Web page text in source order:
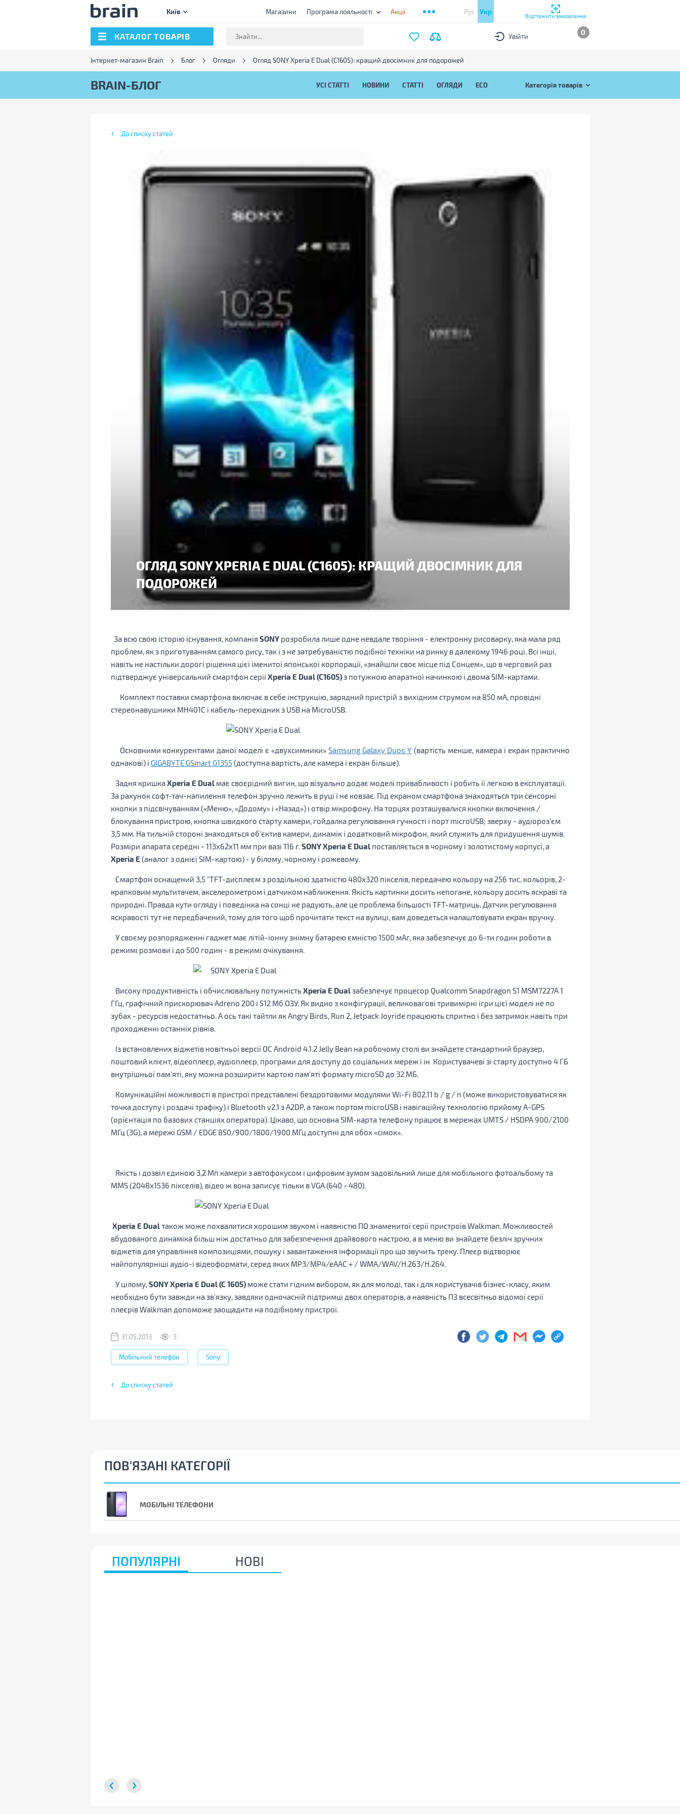
Київ Магазини Програма лояльності Акції Рус Укр
Відстежити замовлення
КАТАЛОГ ТОВАРІВ Увійти 0
Інтернет-магазин Brain Блог Огляди Огляд SONY Xperia E Dual (C1605): кращий двосімник для подорожей
BRAIN-БЛОГ УСІ СТАТТІ НОВИНИ СТАТТІ ОГЛЯДИ ECO Категорія товарів
До списку статей
ОГЛЯД SONY XPERIA E DUAL (C1605): КРАЩИЙ ДВОСІМНИК ДЛЯ
ПОДОРОЖЕЙ
За всю свою історію існування, компанія SONYрозробила лише одне невдале творіння - електронну рисоварку, яка мала ряд
проблем, як з приготуванням самого рису, так і з не затребуваністю подібної техніки на ринку в далекому 1946 році. Всі інші,
навіть не настільки дорогі рішення цієї іменитої японської корпорації, «знайшли своє місце під Сонцем», що в черговий раз
підтверджує універсальний смартфон серіїXperia E Dual (C1605)з потужною апаратної начинкою і двома SIM-картами.
Комплект поставки смартфона включає в себе інструкцію, зарядний пристрій з вихідним струмом на 850 мА, провідні
стереонавушники MH401C і кабель-перехідник з USB на MicroUSB.
Основними конкурентами даної моделі є «двухсимники»Samsung Galaxy Duos Y(вартість менше, камера і екран практично
однакові) і GIGABYTE GSmart G1355(доступна вартість, але камера і екран більше).
Задня кришкаXperia E Dualмає своєрідний вигин, що візуально додає моделі привабливості і робить її легкою в експлуатації.
За рахунок софт-тач-напилення телефон зручно лежить в руці і не ковзає. Під екраном смартфона знаходяться три сенсорні
кнопки з підсвічуванням («Меню», «Додому» і «Назад») і отвір мікрофону. На торцях розташувалися кнопки включення /
блокування пристрою, кнопка швидкого старту камери, гойдалка регулювання гучності і порт microUSB; зверху - аудіороз'єм
3,5 мм. На тильній стороні знаходяться об'єктив камери, динамік і додатковий мікрофон, який служить для придушення шумів.
Розміри апарата середні - 113х62х11 мм при вазі 116 г.SONY Xperia E Dualпоставляється в чорному і золотистому корпусі, а
Xperia E (аналог з однієї SIM-картою) - у білому, чорному і рожевому.
Смартфон оснащений 3,5 "TFT-дисплеєм з роздільною здатністю 480х320 пікселів, передачею кольору на 256 тис. кольорів, 2-
крапковим мультитачем, акселерометром і датчиком наближення. Якість картинки досить непогане, кольору досить яскраві та
природні. Правда кути огляду і поведінка на сонці не радують, але це проблема більшості TFT-матриць. Датчик регулювання
яскравості тут не передбачений, тому для того щоб прочитати текст на вулиці, вам доведеться налаштовувати екран вручну.
У своєму розпорядженні гаджет має літій-іонну знімну батарею ємністю 1500 мАг, яка забезпечує до 6-ти годин роботи в
режимі розмови і до 500 годин - в режимі очікування.
Високу продуктивність і обчислювальну потужність Xperia E Dualзабезпечує процесор Qualcomm Snapdragon S1 MSM7227A 1
ГГц, графічний прискорювач Adreno 200 і 512 Мб ОЗУ. Як видно з конфігурації, великовагові тривимірні ігри цієї моделі не по
зубах - ресурсів недостатньо. А ось такі тайтли як Angry Birds, Run 2, Jetpack Joyride працюють спритно і без затримок навіть при
проходженні останніх рівнів.
Із встановлених віджетів новітньої версії ОС Android 4.1.2 Jelly Bean на робочому столі ви знайдете стандартний браузер,
поштовий клієнт, відеоплеєр, аудіоплеєр, програми для доступу до соціальних мереж і ін Користувачеві зі старту доступно 4 ГБ
внутрішньої пам'яті, яку можна розширити картою пам'яті формату microSD до 32 МБ.
Комунікаційні можливості в пристрої представлені бездротовими модулями Wi-Fi 802.11 b / g / n (може використовуватися як
точка доступу і роздачі трафіку) і Bluetooth v2.1 з A2DP, а також портом microUSB і навігаційну технологію прийому A-GPS
(орієнтація по базових станціях оператора). Цікаво, що основна SIM-карта телефону працює в мережах UMTS / HSDPA 900/2100
МГц (3G), а мережі GSM / EDGE 850/900/1800/1900 МГц доступні для обох «сімок».
Якість і дозвіл єдиною 3,2 Мп камери з автофокусом і цифровим зумом задовільний лише для мобільного фотоальбому та
MMS (2048х1536 пікселів), відео ж вона записує тільки в VGA (640 × 480).
Xperia E Dualтакож може похвалитися хорошим звуком і наявністю ПО знаменитої серії пристроїв Walkman. Можливостей
вбудованого динаміка більш ніж достатньо для забезпечення драйвового настрою, а в меню ви знайдете безліч зручних
віджетів для управління композиціями, пошуку і завантаження інформації про що звучить треку. Плеєр відтворює
найпопулярніші аудіо-і відеоформати, серед яких MP3/MP4/eAAC + / WMA/WAV/H.263/H.264.
У цілому,SONY Xperia E Dual(C 1605)може стати гідним вибором, як для молоді, так і для користувачів бізнес-класу, яким
необхідно бути завжди на зв'язку, завдяки одночасній підтримці двох операторів, а наявність ПЗ всесвітньо відомої серії
плеєрів Walkman допоможе заощадити на подібному пристрої.
31.05.2013 3
Мобільний телефон Sony
До списку статей
ПОВ'ЯЗАНІ КАТЕГОРІЇ
МОБІЛЬНІ ТЕЛЕФОНИ
ПОПУЛЯРНІ НОВІ